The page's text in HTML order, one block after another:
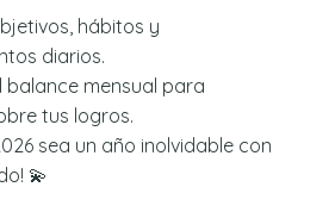
hábitos y
diarios.
balance mensual para
tus logros.
sea un año inolvidable con
💫